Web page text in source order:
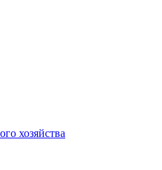
хозяйства